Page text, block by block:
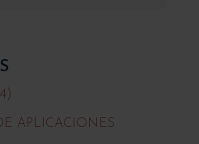
APLICACIONES